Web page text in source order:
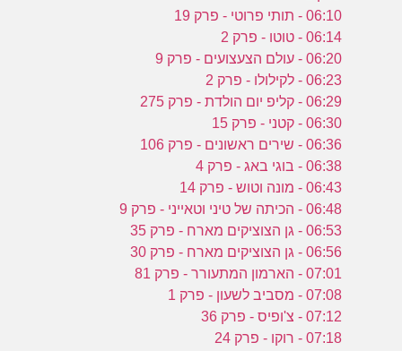
06:10 - תותי פרוטי - פרק 19
06:14 - טוטו - פרק 2
06:20 - עולם הצעצועים - פרק 9
06:23 - לקילולו - פרק 2
06:29 - קליפ יום הולדת - פרק 275
06:30 - קטני - פרק 15
06:36 - שירים ראשונים - פרק 106
06:38 - בוגי באג - פרק 4
06:43 - מונה וטוש - פרק 14
06:48 - הכיתה של טיני וטאייני - פרק 9
06:53 - גן הצוציקים מארח - פרק 35
06:56 - גן הצוציקים מארח - פרק 30
07:01 - הארמון המתעורר - פרק 81
07:08 - מסביב לשעון - פרק 1
07:12 - צ'ופיס - פרק 36
07:18 - רוקו - פרק 24